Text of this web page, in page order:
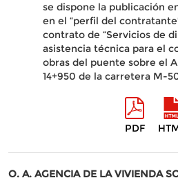
se dispone la publicación
en el “perfil del
contrato de “Servicios de
asistencia técnica para el
obras del puente sobre el
14+950 de la carretera M-
PDF
O. A. AGENCIA DE LA VIVIENDA